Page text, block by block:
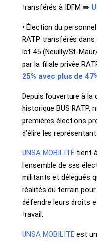
transférés à IDFM ⇛
• Élection du
RATP transférés
lot 45 (Neuilly/St-
par la filiale privée
25% avec plus de
Depuis l’ouverture à
historique BUS RATP,
premières élections
d’élire les
UNSA MOBILITÉtient à
l’ensemble de ses
militants et délégués
réalités du terrain
défendre leurs droits
travail.
UNSA MOBILITÉest